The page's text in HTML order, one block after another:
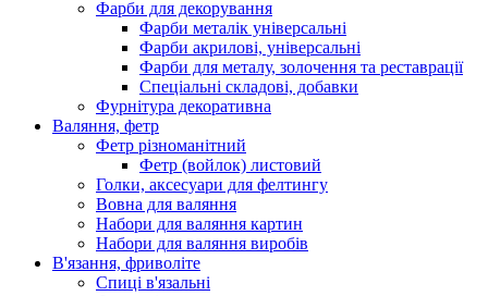
Фарби для декорування
Фарби металік універсальні
Фарби акрилові, універсальні
Фарби для металу, золочення та реставрації
Спеціальні складові, добавки
Фурнітура декоративна
Валяння, фетр
Фетр різноманітний
Фетр (войлок) листовий
Голки, аксесуари для фелтингу
Вовна для валяння
Набори для валяння картин
Набори для валяння виробів
В'язання, фриволіте
Спиці в'язальні